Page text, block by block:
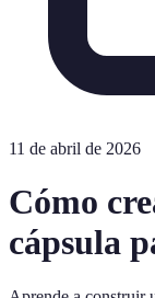
11 de abril de 2026
Cómo
cápsula